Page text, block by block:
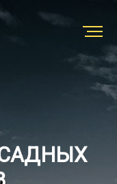
Заказать
перевозку
Грузы